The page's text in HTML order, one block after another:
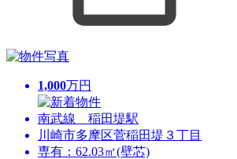
1,000万円
南武線 稲田堤駅
川崎市多摩区菅稲田堤３丁目
専有：62.03㎡(壁芯)